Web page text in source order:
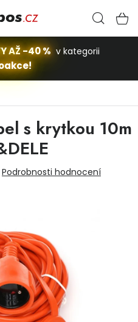
AŽ -40 % v kategorii
s krytkou 10m
Podrobnosti hodnocení